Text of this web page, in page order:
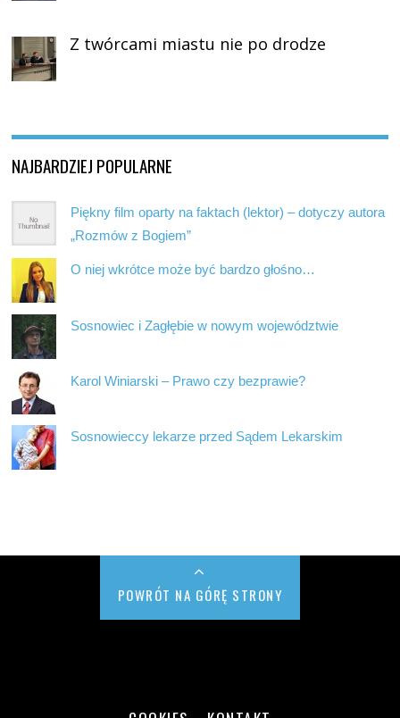
Z twórcami miastu nie po drodze
NAJBARDZIEJ POPULARNE
Piękny film oparty na faktach (lektor) – dotyczy autora
„Rozmów z Bogiem”
O niej wkrótce może być bardzo głośno…
Sosnowiec i Zagłębie w nowym województwie
Karol Winiarski – Prawo czy bezprawie?
Sosnowieccy lekarze przed Sądem Lekarskim
POWRÓT NA GÓRĘ STRONY